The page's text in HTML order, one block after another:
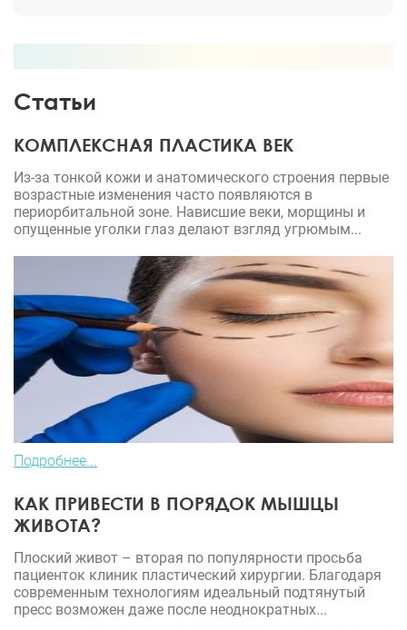
Статьи
КОМПЛЕКСНАЯ ПЛАСТИКА ВЕК
Из-за тонкой кожи и анатомического строения первые
возрастные изменения часто появляются в
периорбитальной зоне. Нависшие веки, морщины и
опущенные уголки глаз делают взгляд угрюмым...
Подробнее...
КАК ПРИВЕСТИ В ПОРЯДОК МЫШЦЫ
ЖИВОТА?
Плоский живот – вторая по популярности просьба
пациенток клиник пластический хирургии. Благодаря
современным технологиям идеальный подтянутый
пресс возможен даже после неоднократных...